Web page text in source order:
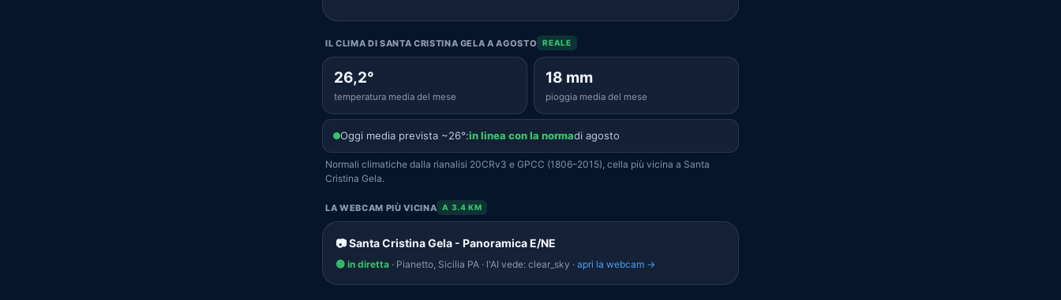
IL CLIMA DI SANTA CRISTINA GELA A AGOSTO REALE
26,2°
temperatura media del mese
18 mm
pioggia media del mese
Oggi media prevista ~26°:in linea con la normadi agosto
Normali climatiche dalla rianalisi 20CRv3 e GPCC (1806–2015), cella più vicina a Santa
Cristina Gela.
LA WEBCAM PIÙ VICINA A 3.4 KM
📷 Santa Cristina Gela - Panoramica E/NE
🟢 in diretta · Pianetto, Sicilia PA · l'AI vede: clear_sky · apri la webcam →